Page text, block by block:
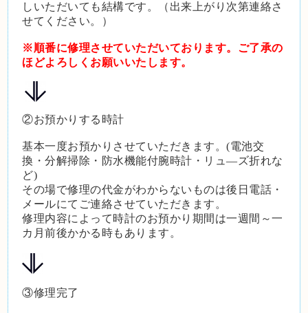
しいただいても結構です。（出来上がり次第連絡さ
せてください。）
※順番に修理させていただいております。ご了承の
ほどよろしくお願いいたします。
②お預かりする時計
基本一度お預かりさせていただきます。(電池交
換・分解掃除・防水機能付腕時計・リュ―ズ折れな
ど)
その場で修理の代金がわからないものは後日電話・
メールにてご連絡させていただきます。
修理内容によって時計のお預かり期間は一週間～一
カ月前後かかる時もあります。
③修理完了